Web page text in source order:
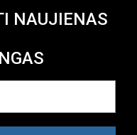
NAUJIENAS